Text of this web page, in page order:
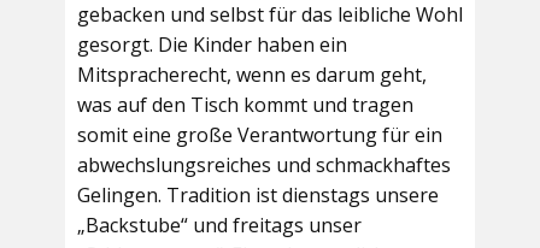
gebacken und selbst für das leibliche Wohl
gesorgt. Die Kinder haben ein
Mitspracherecht, wenn es darum geht,
was auf den Tisch kommt und tragen
somit eine große Verantwortung für ein
abwechslungsreiches und schmackhaftes
Gelingen. Tradition ist dienstags unsere
„Backstube“ und freitags unser